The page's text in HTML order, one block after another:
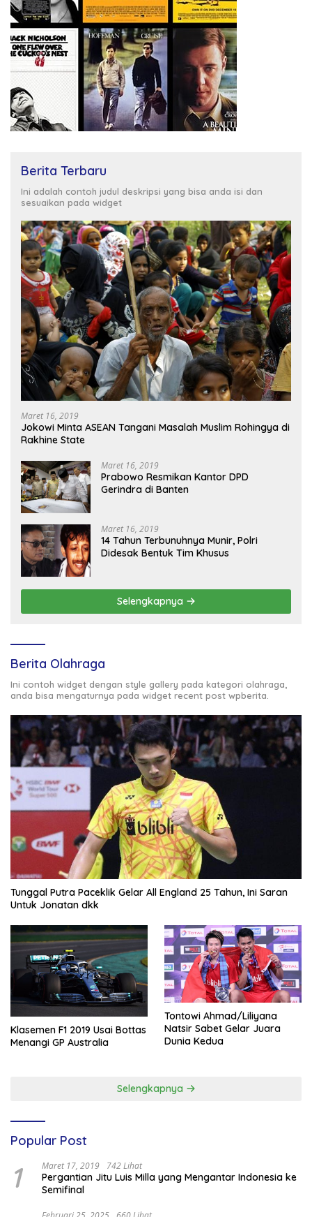
Berita Terbaru
Ini adalah contoh judul deskripsi yang bisa anda isi dan
sesuaikan pada widget
Maret 16, 2019
Jokowi Minta ASEAN Tangani Masalah Muslim Rohingya di
Rakhine State
Maret 16, 2019
Prabowo Resmikan Kantor DPD
Gerindra di Banten
Maret 16, 2019
14 Tahun Terbunuhnya Munir, Polri
Didesak Bentuk Tim Khusus
Selengkapnya
Berita Olahraga
Ini contoh widget dengan style gallery pada kategori olahraga,
anda bisa mengaturnya pada widget recent post wpberita.
Tunggal Putra Paceklik Gelar All England 25 Tahun, Ini Saran
Untuk Jonatan dkk
Klasemen F1 2019 Usai Bottas
Menangi GP Australia
Tontowi Ahmad/Liliyana
Natsir Sabet Gelar Juara
Dunia Kedua
Selengkapnya
Popular Post
1 Maret 17, 2019 742 Lihat
Pergantian Jitu Luis Milla yang Mengantar Indonesia ke
Semifinal